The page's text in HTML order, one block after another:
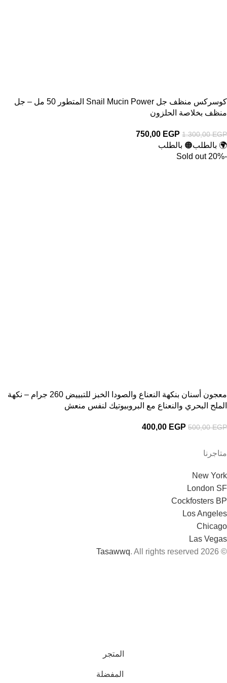
كوسركس منظف جل Snail Mucin Power المتطور 50 مل – جل
منظف بخلاصة الحلزون
1.300,00EGP
750,00 EGP
🌍 بالطلب🟠 بالطلب
-20%
Sold out
معجون أسنان بنكهة النعناع والصودا الخبز للتبييض 260 جرام – نكهة
الملح البحري والنعناع مع البروبيوتيك لنفس منعش
500,00EGP
400,00 EGP
متاجرنا
New York
London SF
Cockfosters BP
Los Angeles
Chicago
Las Vegas
© 2026
Tasawwq. All rights reserved
المتجر
المفضلة